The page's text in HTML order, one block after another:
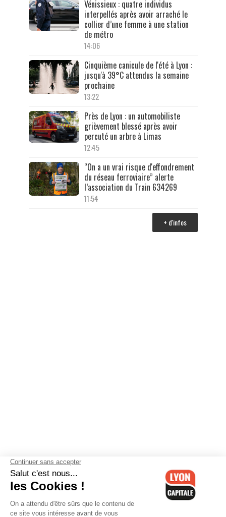
Vénissieux : quatre individus
interpellés après avoir arraché le
collier d’une femme à une station
de métro
14:06
Cinquième canicule de l'été à Lyon :
jusqu'à 39°C attendus la semaine
prochaine
13:22
Près de Lyon : un automobiliste
grièvement blessé après avoir
percuté un arbre à Limas
12:45
“On a un vrai risque d'effondrement
du réseau ferroviaire” alerte
l’association du Train 634269
11:54
+ d'infos